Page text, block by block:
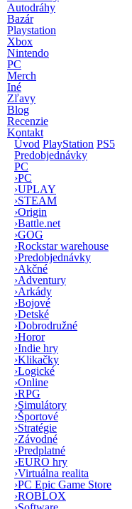
Autodráhy
Bazár
Playstation
Xbox
Nintendo
PC
Merch
Iné
Zľavy
Blog
Recenzie
Kontakt
Úvod PlayStation PS5
Predobjednávky
PC
›PC
›UPLAY
›STEAM
›Origin
›Battle.net
›GOG
›Rockstar warehouse
›Predobjednávky
›Akčné
›Adventury
›Arkády
›Bojové
›Detské
›Dobrodružné
›Horor
›Indie hry
›Klikačky
›Logické
›Online
›RPG
›Simulátory
›Športové
›Stratégie
›Závodné
›Predplatné
›EURO hry
›Virtuálna realita
›PC Epic Game Store
›ROBLOX